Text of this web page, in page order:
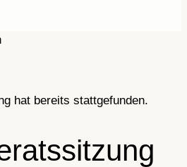
hat bereits stattgefunden.